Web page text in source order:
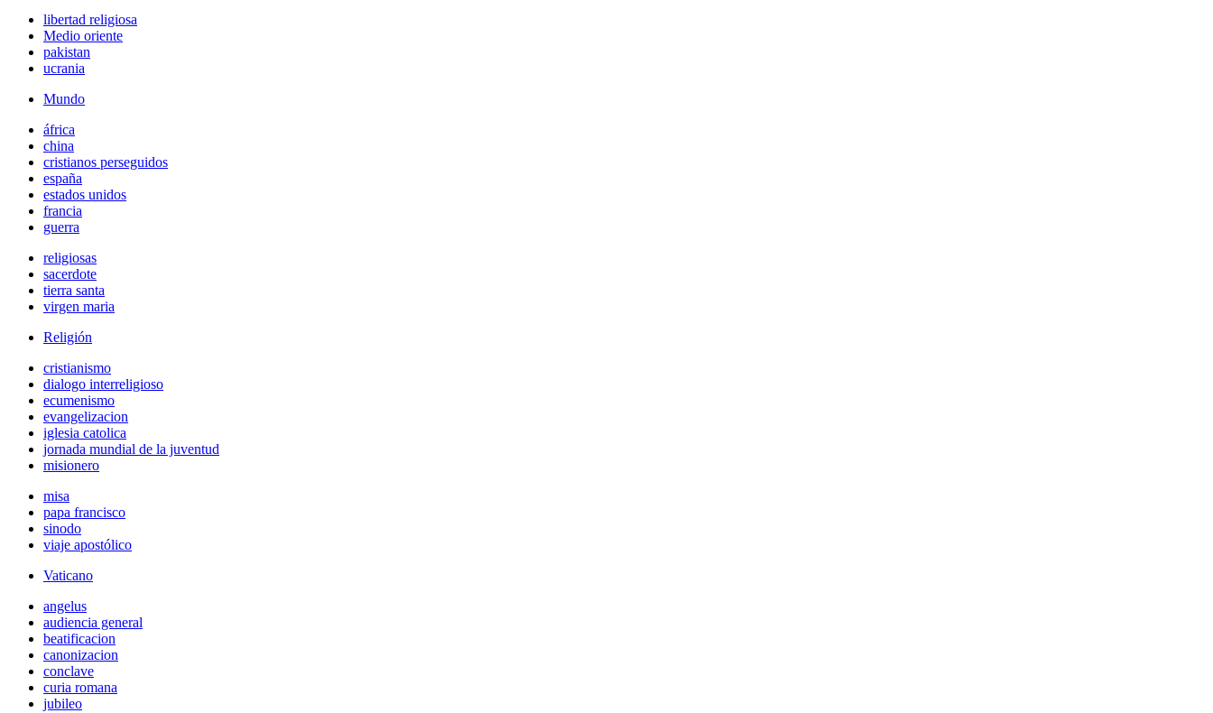
libertad religiosa
Medio oriente
pakistan
ucrania
Mundo
áfrica
china
cristianos perseguidos
españa
estados unidos
francia
guerra
religiosas
sacerdote
tierra santa
virgen maria
Religión
cristianismo
dialogo interreligioso
ecumenismo
evangelizacion
iglesia catolica
jornada mundial de la juventud
misionero
misa
papa francisco
sinodo
viaje apostólico
Vaticano
angelus
audiencia general
beatificacion
canonizacion
conclave
curia romana
jubileo